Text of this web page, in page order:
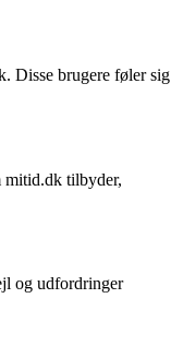
Disse brugere føler sig
mitid.dk tilbyder,
og udfordringer